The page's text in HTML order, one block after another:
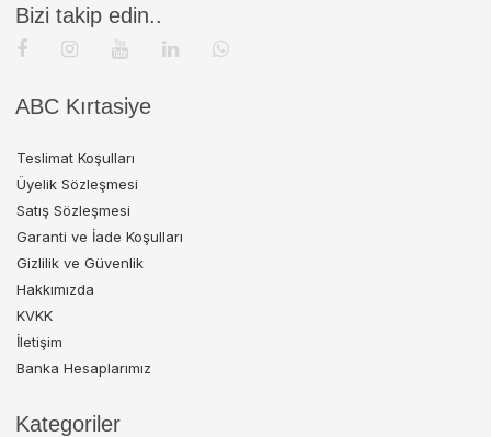
Bizi takip edin..
ABC Kırtasiye
Teslimat Koşulları
Üyelik Sözleşmesi
Satış Sözleşmesi
Garanti ve İade Koşulları
Gizlilik ve Güvenlik
Hakkımızda
KVKK
İletişim
Banka Hesaplarımız
Kategoriler